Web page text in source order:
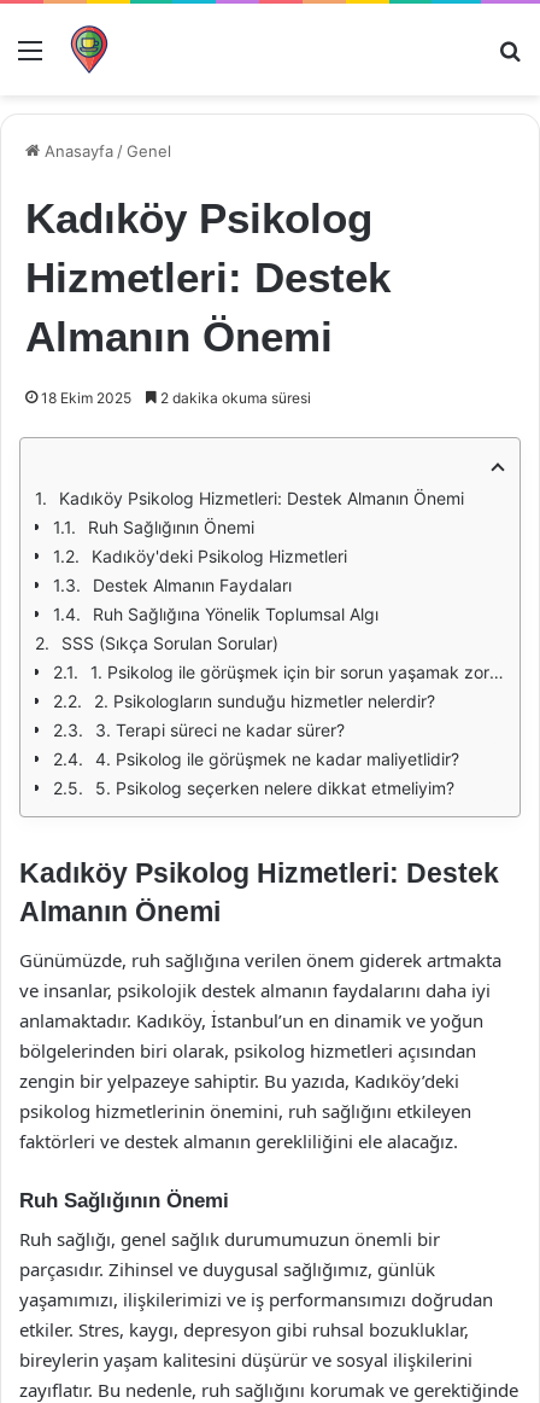
Menü
Anasayfa /Genel
Kadıköy Psikolog
Hizmetleri: Destek
Almanın Önemi
18 Ekim 2025 2 dakika okuma süresi
Kadıköy Psikolog Hizmetleri: Destek Almanın Önemi
Ruh Sağlığının Önemi
Kadıköy'deki Psikolog Hizmetleri
Destek Almanın Faydaları
Ruh Sağlığına Yönelik Toplumsal Algı
SSS (Sıkça Sorulan Sorular)
1. Psikolog ile görüşmek için bir sorun yaşamak zorunda mıyım?
2. Psikologların sunduğu hizmetler nelerdir?
3. Terapi süreci ne kadar sürer?
4. Psikolog ile görüşmek ne kadar maliyetlidir?
5. Psikolog seçerken nelere dikkat etmeliyim?
Kadıköy Psikolog Hizmetleri: Destek
Almanın Önemi
Günümüzde, ruh sağlığına verilen önem giderek artmakta
ve insanlar, psikolojik destek almanın faydalarını daha iyi
anlamaktadır. Kadıköy, İstanbul’un en dinamik ve yoğun
bölgelerinden biri olarak, psikolog hizmetleri açısından
zengin bir yelpazeye sahiptir. Bu yazıda, Kadıköy’deki
psikolog hizmetlerinin önemini, ruh sağlığını etkileyen
faktörleri ve destek almanın gerekliliğini ele alacağız.
Ruh Sağlığının Önemi
Ruh sağlığı, genel sağlık durumumuzun önemli bir
parçasıdır. Zihinsel ve duygusal sağlığımız, günlük
yaşamımızı, ilişkilerimizi ve iş performansımızı doğrudan
etkiler. Stres, kaygı, depresyon gibi ruhsal bozukluklar,
bireylerin yaşam kalitesini düşürür ve sosyal ilişkilerini
zayıflatır. Bu nedenle, ruh sağlığını korumak ve gerektiğinde